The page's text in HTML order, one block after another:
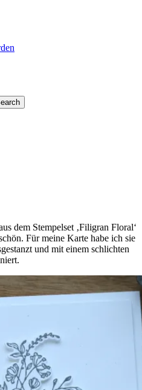
dem Stempelset ‚Filigran Floral‘
Für meine Karte habe ich sie
und mit einem schlichten